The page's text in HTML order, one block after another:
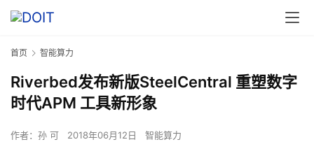
首页 智能算力
Riverbed发布新版SteelCentral 重塑数字
时代APM 工具新形象
作者： 孙 可 2018年06月12日 智能算力